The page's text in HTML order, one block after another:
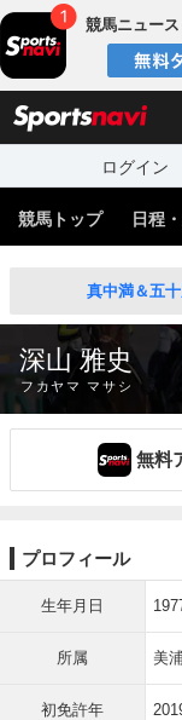
競馬ニュー
ログイン
競馬トップ 日程
真中満＆五
深山 雅史
フカヤマ マサシ
無料
プロフィール
生年月日
所属 美
初免許年